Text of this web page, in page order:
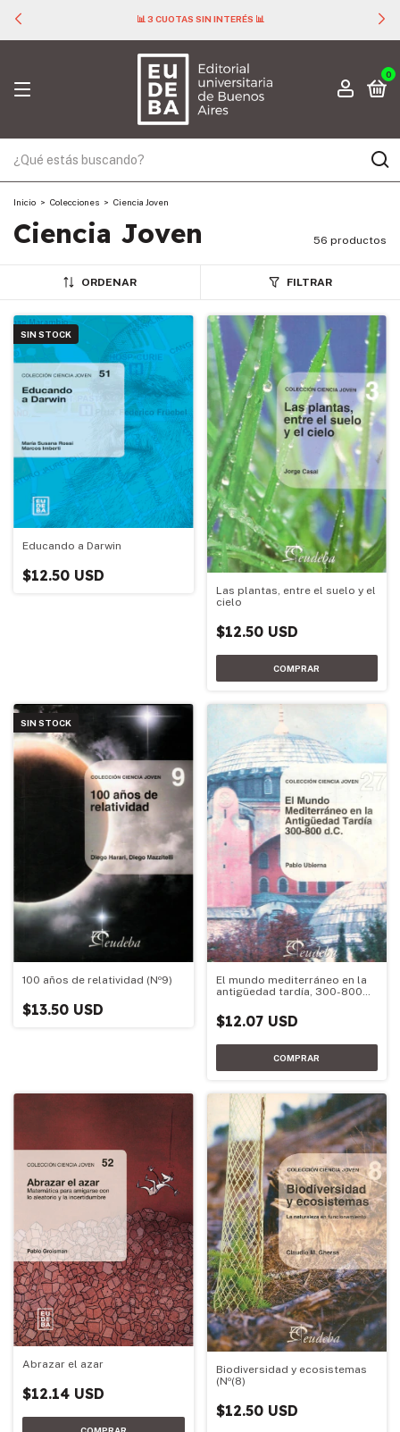
📊 3 CUOTAS SIN INTERÉS 📊
0
Inicio > Colecciones > Ciencia Joven
Ciencia Joven 56 productos
ORDENAR FILTRAR
SIN STOCK
Educando a Darwin
$12.50 USD
Las plantas, entre el suelo y el
cielo
$12.50 USD
SIN STOCK
100 años de relatividad (Nº9)
$13.50 USD
El mundo mediterráneo en la
antigüedad tardía, 300-800
$12.07 USD
Abrazar el azar
$12.14 USD
Biodiversidad y ecosistemas
(Nº(8)
$12.50 USD